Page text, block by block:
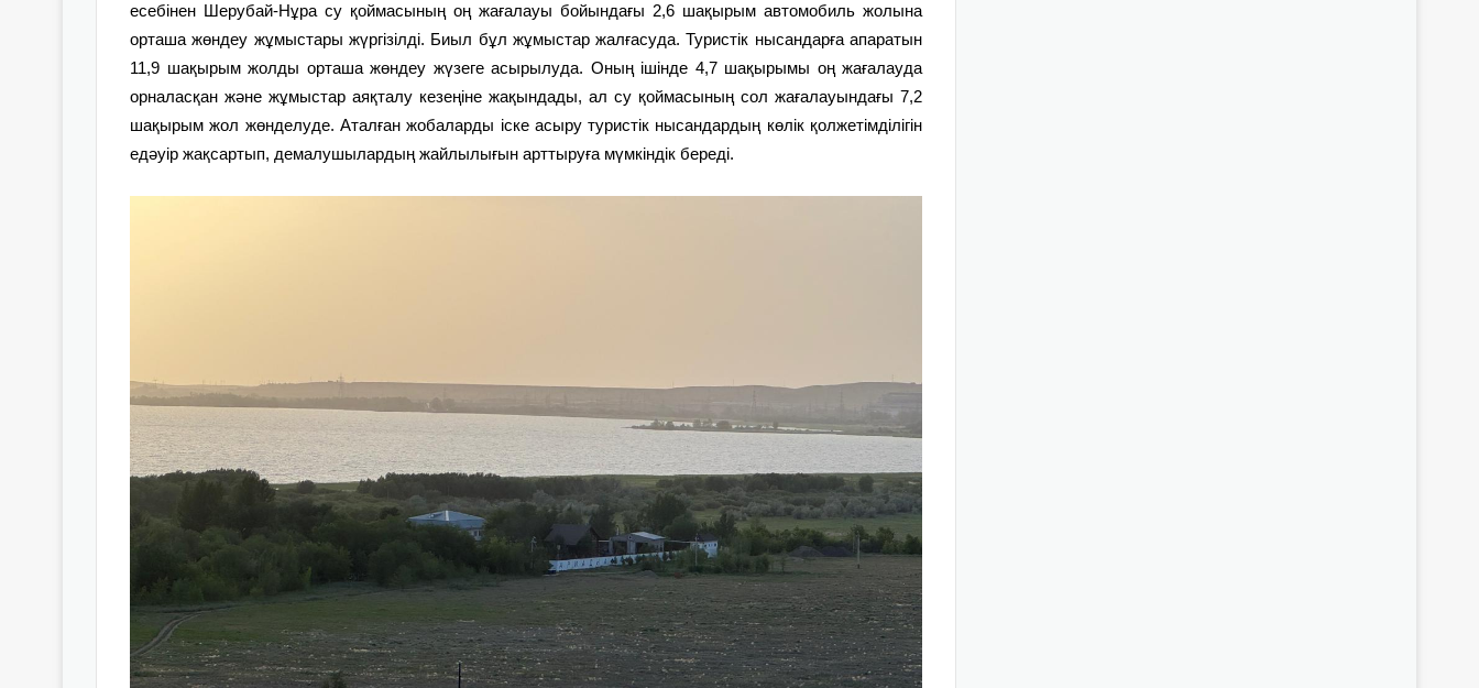
есебінен Шерубай-Нұра су қоймасының оң жағалауы бойындағы 2,6 шақырым автомобиль жолына
орташа жөндеу жұмыстары жүргізілді. Биыл бұл жұмыстар жалғасуда. Туристік нысандарға апаратын
11,9 шақырым жолды орташа жөндеу жүзеге асырылуда. Оның ішінде 4,7 шақырымы оң жағалауда
орналасқан және жұмыстар аяқталу кезеңіне жақындады, ал су қоймасының сол жағалауындағы 7,2
шақырым жол жөнделуде. Аталған жобаларды іске асыру туристік нысандардың көлік қолжетімділігін
едәуір жақсартып, демалушылардың жайлылығын арттыруға мүмкіндік береді.